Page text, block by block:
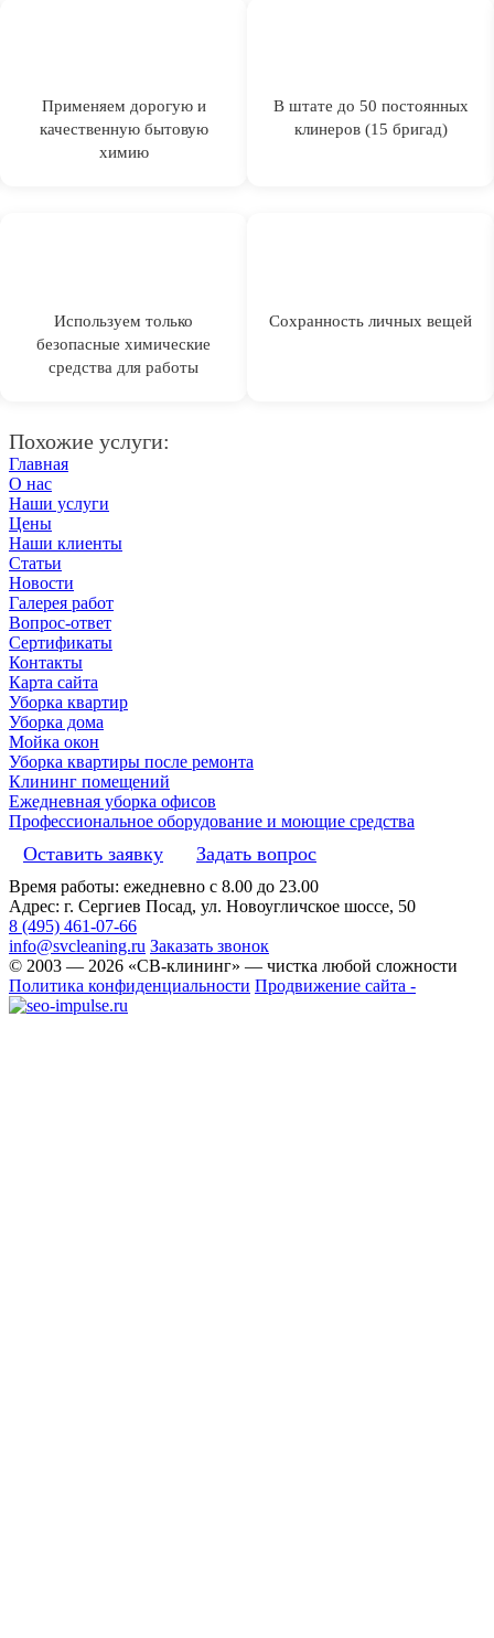
Применяем дорогую и
качественную бытовую
химию
В штате до 50 постоянных
клинеров (15 бригад)
Используем только
безопасные химические
средства для работы
Сохранность личных вещей
Похожие услуги:
Главная
О нас
Наши услуги
Цены
Наши клиенты
Статьи
Новости
Галерея работ
Вопрос-ответ
Сертификаты
Контакты
Карта сайта
Уборка квартир
Уборка дома
Мойка окон
Уборка квартиры после ремонта
Клининг помещений
Ежедневная уборка офисов
Профессиональное оборудование и моющие средства
Оставить заявку Задать вопрос
Время работы: ежедневно с 8.00 до 23.00
Адрес: г. Сергиев Посад, ул. Новоугличское шоссе, 50
8 (495) 461-07-66
info@svcleaning.ru Заказать звонок
© 2003 — 2026 «СВ-клининг» — чистка любой сложности
Политика конфиденциальности Продвижение сайта -